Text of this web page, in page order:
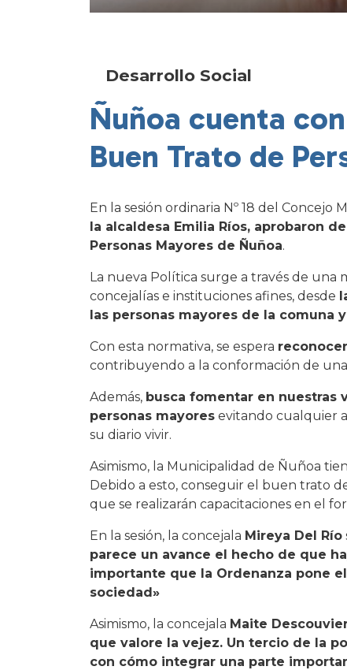
Desarrollo Social
Ñuñoa cuenta
Buen Trato de
En la sesión ordinaria Nº 18 del Concejo
la alcaldesa Emilia Ríos, aprobaron
Personas Mayores de Ñuñoa.
La nueva Política surge a través de una
concejalías e instituciones afines, desde
las personas mayores de la comuna
Con esta normativa, se espera
contribuyendo a la conformación de
Además, busca fomentar en nuestras
personas mayores evitando cualquier
su diario vivir.
Asimismo, la Municipalidad de Ñuñoa
Debido a esto, conseguir el buen trato
que se realizarán capacitaciones en el
En la sesión, la concejala Mireya Del Río
parece un avance el hecho de que
importante que la Ordenanza pone
sociedad»
Asimismo, la concejala Maite
que valore la vejez. Un tercio de la
con cómo integrar una parte